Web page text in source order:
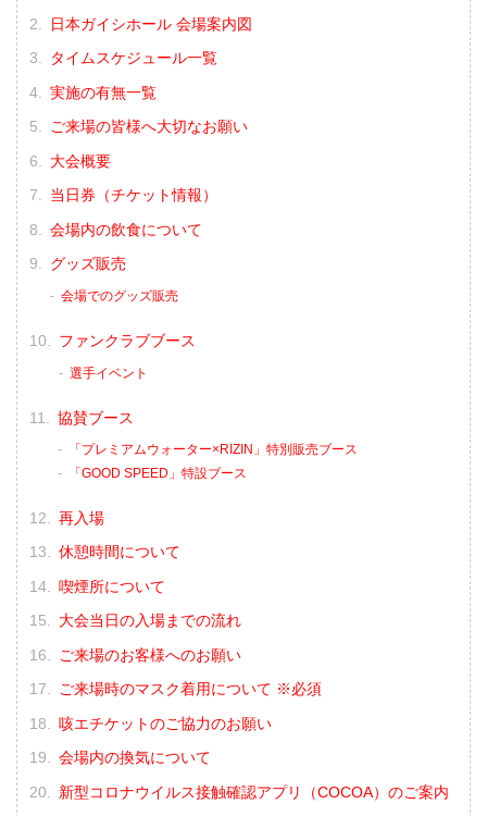
日本ガイシホール 会場案内図
タイムスケジュール一覧
実施の有無一覧
ご来場の皆様へ大切なお願い
大会概要
当日券（チケット情報）
会場内の飲食について
グッズ販売
会場でのグッズ販売
ファンクラブブース
選手イベント
協賛ブース
「プレミアムウォーター×RIZIN」特別販売ブース
「GOOD SPEED」特設ブース
再入場
休憩時間について
喫煙所について
大会当日の入場までの流れ
ご来場のお客様へのお願い
ご来場時のマスク着用について ※必須
咳エチケットのご協力のお願い
会場内の換気について
新型コロナウイルス接触確認アプリ（COCOA）のご案内